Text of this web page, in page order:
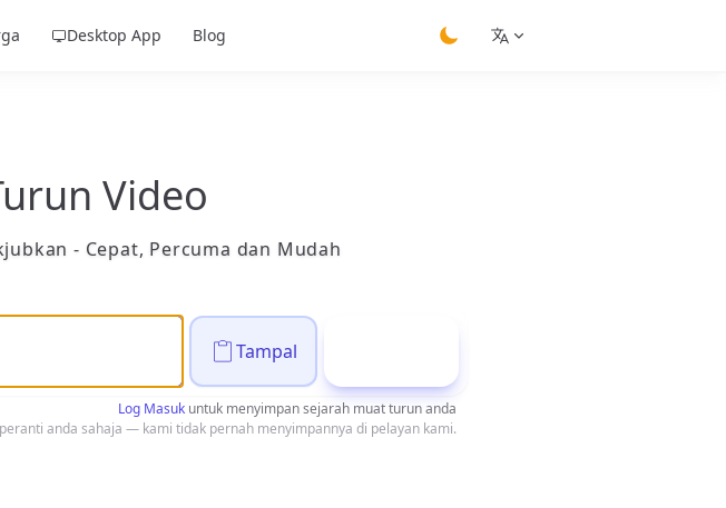
Desktop App
Blog
Video
- Cepat, Percuma dan Mudah
Tampal
Log Masuk untuk menyimpan sejarah muat turun anda
anda sahaja — kami tidak pernah menyimpannya di pelayan kami.